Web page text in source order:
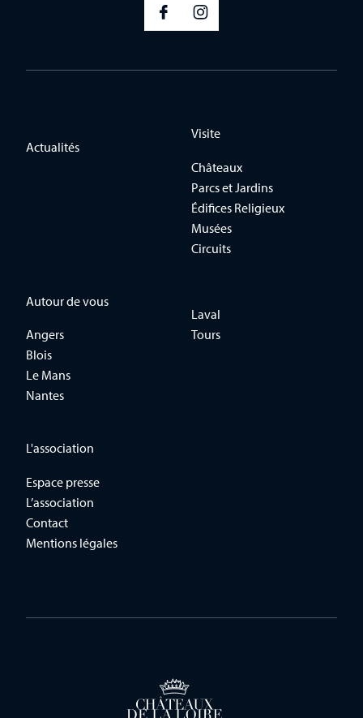
Actualités
Visite
Châteaux
Parcs et Jardins
Édifices Religieux
Musées
Circuits
Autour de vous
Angers
Blois
Le Mans
Nantes
Laval
Tours
L'association
Espace presse
L’association
Contact
Mentions légales